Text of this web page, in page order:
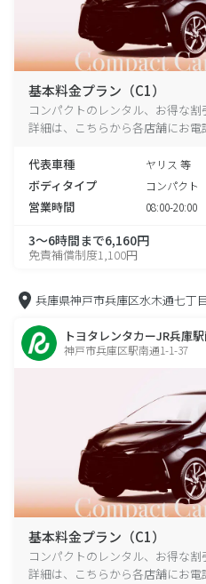
基本料金プラン（C1）
コンパクトのレンタル、お得な
詳細は、こちらから各店舗にお電
代表車種 ヤリス 等
ボディタイプ コンパクト
営業時間 08:00-20:00
3～6時間まで6,160円
免責補償制度1,100円
兵庫県神戸市兵庫区水木通七丁
トヨタレンタカーJR兵庫
神戸市兵庫区駅南通1-1-37
基本料金プラン（C1）
コンパクトのレンタル、お得な
詳細は、こちらから各店舗にお電